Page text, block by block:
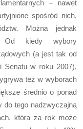
– nawet
spośród nich,
Można jednak
Od kiedy wybory
(a jest tak od
Senatu w roku 2007),
też w wyborach
średnio o ponad
do tego nadzwyczajną
która za rok może